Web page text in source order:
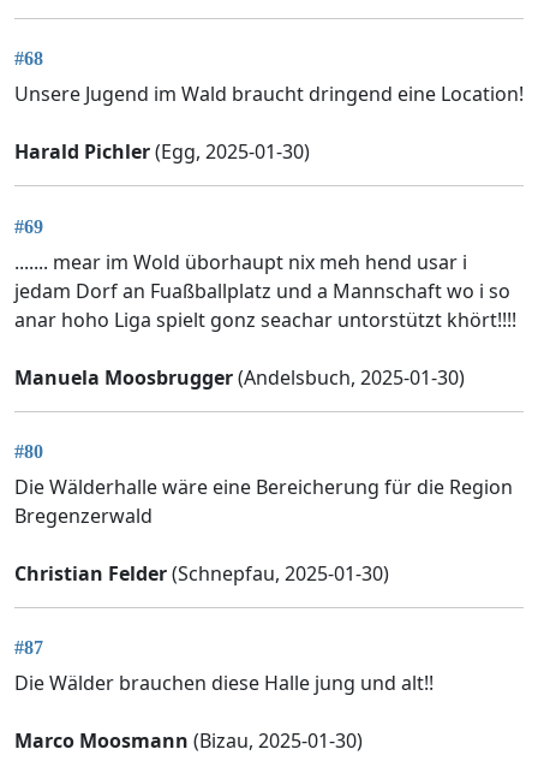
#68
Unsere Jugend im Wald braucht dringend eine Location!
Harald Pichler(Egg, 2025-01-30)
#69
....... mear im Wold üborhaupt nix meh hend usar i
jedam Dorf an Fuaßballplatz und a Mannschaft wo i so
anar hoho Liga spielt gonz seachar untorstützt khört!!!!
Manuela Moosbrugger(Andelsbuch, 2025-01-30)
#80
Die Wälderhalle wäre eine Bereicherung für die Region
Bregenzerwald
Christian Felder(Schnepfau, 2025-01-30)
#87
Die Wälder brauchen diese Halle jung und alt!!
Marco Moosmann (Bizau, 2025-01-30)